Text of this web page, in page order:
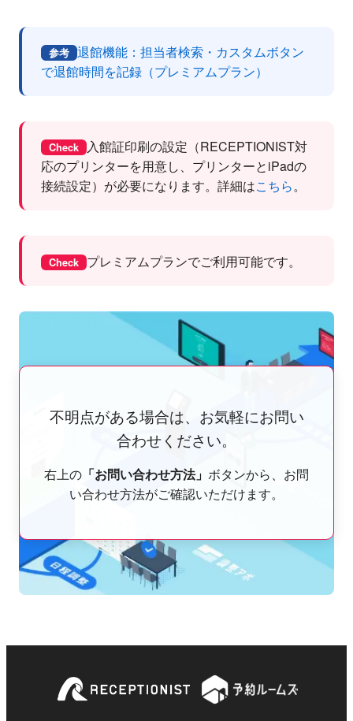
参考 退館機能：担当者検索・カスタムボタン
で退館時間を記録（プレミアムプラン）
Check
入館証印刷の設定（RECEPTIONIST対
応のプリンターを用意し、プリンターとiPadの
接続設定）が必要になります。詳細はこちら。
Check プレミアムプランでご利用可能です。
不明点がある場合は、お気軽にお問い
合わせください。
右上の 「お問い合わせ方法」 ボタンから、お問
い合わせ方法がご確認いただけます。